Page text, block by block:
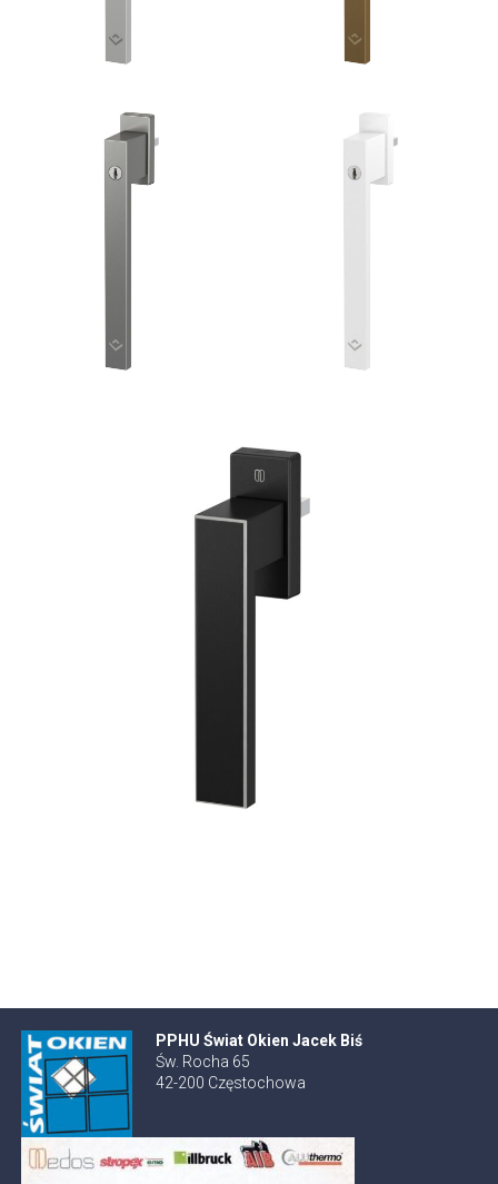
PPHU Świat Okien Jacek Biś
Św. Rocha 65
42-200 Częstochowa